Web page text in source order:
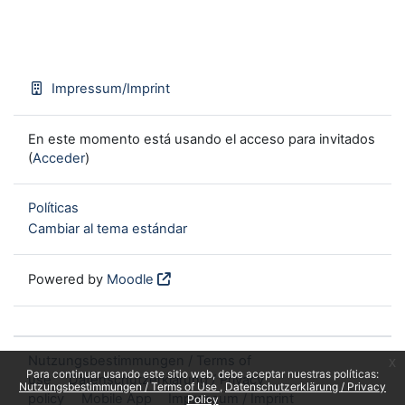
Para continuar usando este sitio web, debe aceptar nuestras políticas:
Nutzungsbestimmungen / Terms of Use
Datenschutzerklärung / Privacy
Policy
Impressum/Imprint
En este momento está usando el acceso para invitados
(Acceder)
Políticas
Cambiar al tema estándar
Powered by Moodle
use
Datenschutzerklärung / Privacy
policy
Mobile App Impressum / Imprint